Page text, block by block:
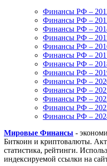
Финансы РФ –
Финансы РФ –
Финансы РФ –
Финансы РФ –
Финансы РФ –
Финансы РФ –
Финансы РФ –
Финансы РФ –
Финансы РФ –
Финансы РФ –
Финансы РФ –
Финансы РФ –
Финансы РФ –
Мировые Финансы -
Биткоин и криптовалюты.
статистика, рейтинги.
индексируемой ссылки на